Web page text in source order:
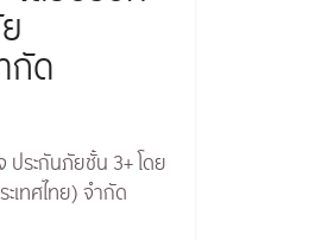
กัด
ประกันภัยชั้น 3+ โดย
เทศไทย) จำกัด